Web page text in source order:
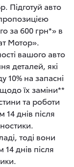
Підготуй авто
за 600 грн*» в
Мотор».
вашого авто
деталей, які
10% на запасні
їх заміни**
та роботи
днів після
тоді вони
днів після